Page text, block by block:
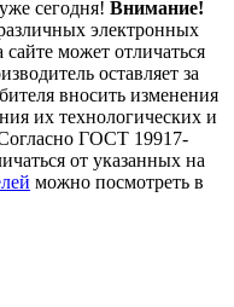
сегодня! Внимание!
электронных
может отличаться
оставляет за
вносить изменения
их технологических и
ГОСТ 19917-
от указанных на
можно посмотреть в